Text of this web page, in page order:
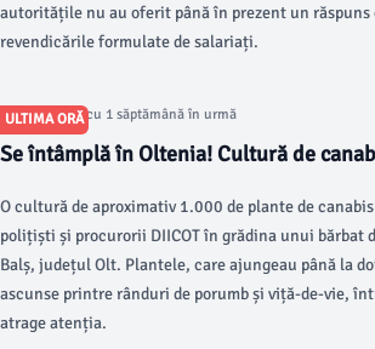
autoritățile nu au oferit până în prezent un răspuns
revendicările formulate de salariați.
ULTIMA ORĂ
Articol postat cu 1 săptămână în urmă
Se întâmplă în Oltenia! Cultură de
O cultură de aproximativ 1.000 de plante de
polițiști și procurorii DIICOT în grădina unui bărbat
Balș, județul Olt. Plantele, care ajungeau până la
ascunse printre rânduri de porumb și viță-de-vie,
atrage atenția.